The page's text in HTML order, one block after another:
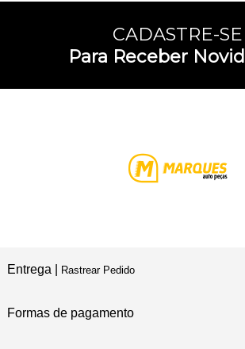
CADASTRE-SE
Para Receber
Entrega | Rastrear Pedido
Formas de pagamento